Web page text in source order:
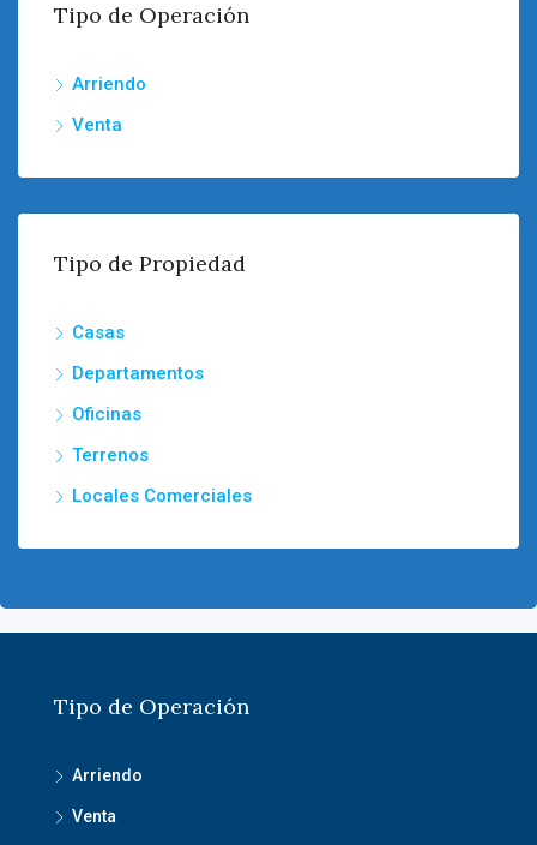
Tipo de Operación
Arriendo
Venta
Tipo de Propiedad
Casas
Departamentos
Oficinas
Terrenos
Locales Comerciales
Tipo de Operación
Arriendo
Venta